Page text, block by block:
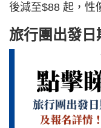
後減至$88 起，性
旅行團出發